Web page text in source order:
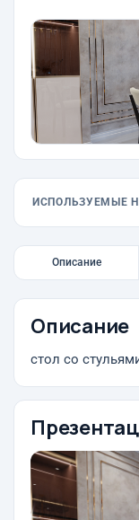
ИСПОЛЬЗУЕМЫЕ
Описание
Описание
стол со